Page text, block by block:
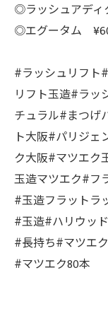
◎ラッシュアデ
◎エグータム
#ラッシュリフト
リフト玉造#ラッ
チュラル#まつげ
ト大阪#パリジ
ク大阪#マツエク
玉造マツエク#フ
#玉造フラットラ
#玉造#ハリウッ
#長持ち#マツエ
#マツエク80本